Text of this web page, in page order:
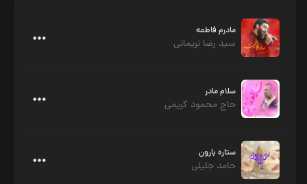
مادرم فاطمه
سید رضا نریمانی
سلام مادر
حاج محمود کریمی
ستاره بارون
حامد جلیلی